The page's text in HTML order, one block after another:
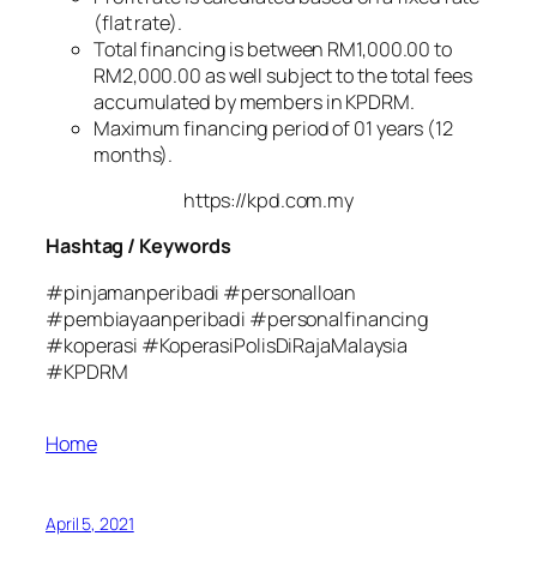
(flat rate).
Total financing is between RM1,000.00 to
RM2,000.00 as well subject to the total fees
accumulated by members in KPDRM.
Maximum financing period of 01 years (12
months).
https://kpd.com.my
Hashtag / Keywords
#pinjamanperibadi #personalloan
#pembiayaanperibadi #personalfinancing
#koperasi #KoperasiPolisDiRajaMalaysia
#KPDRM
Home
April 5, 2021